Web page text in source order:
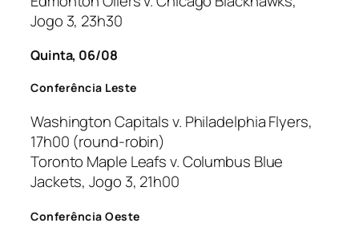
Jogo 3, 23h30
Quinta, 06/08
Conferência Leste
Washington Capitals v. Philadelphia Flyers,
17h00 (round-robin)
Toronto Maple Leafs v. Columbus Blue
Jackets, Jogo 3, 21h00
Conferência Oeste